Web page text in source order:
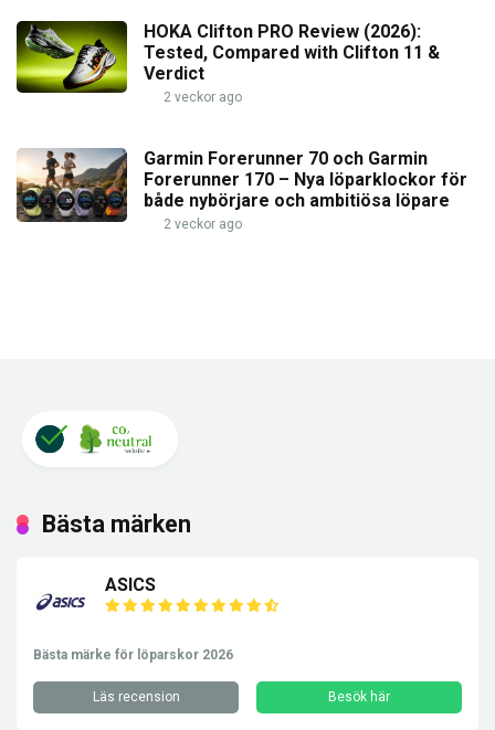
HOKA Clifton PRO Review (2026):
Tested, Compared with Clifton 11 &
Verdict
2 veckor ago
Garmin Forerunner 70 och Garmin
Forerunner 170 – Nya löparklockor för
både nybörjare och ambitiösa löpare
2 veckor ago
Bästa märken
ASICS
Bästa märke för löparskor 2026
Läs recension Besök här